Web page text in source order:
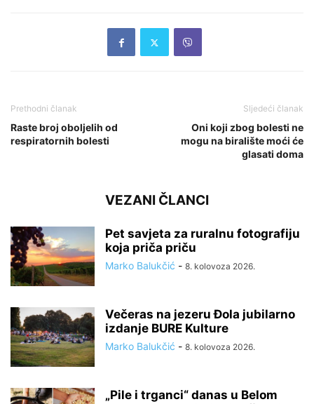
Prethodni članak
Raste broj oboljelih od
respiratornih bolesti
Sljedeći članak
Oni koji zbog bolesti ne
mogu na biralište moći će
glasati doma
VEZANI ČLANCI
Pet savjeta za ruralnu fotografiju
koja priča priču
Marko Balukčić - 8. kolovoza 2026.
Večeras na jezeru Đola jubilarno
izdanje BURE Kulture
Marko Balukčić - 8. kolovoza 2026.
„Pile i trganci“ danas u Belom